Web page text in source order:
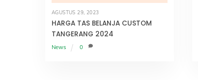
AGUSTUS 29, 2023
HARGA TAS BELANJA CUSTOM
TANGERANG 2024
News 0